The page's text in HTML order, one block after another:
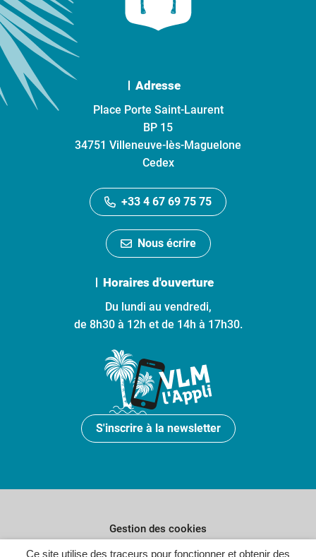
Ce site utilise des traceurs pour fonctionner et obtenir des
Adresse
Place Porte Saint-Laurent
BP 15
34751 Villeneuve-lès-Maguelone
Cedex
+33 4 67 69 75 75
Nous écrire
Horaires d'ouverture
Du lundi au vendredi,
de 8h30 à 12h et de 14h à 17h30.
S'inscrire à la newsletter
Gestion des cookies
Plan du site